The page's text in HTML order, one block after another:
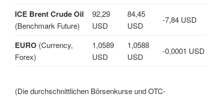
ICE Brent Crude Oil
(Benchmark Future)
92,29
USD
84,45
USD
-7,84 USD
EURO (Currency,
Forex)
1,0589
USD
1,0588
USD
-0,0001 USD
(Die durchschnittlichen Börsenkurse und OTC-